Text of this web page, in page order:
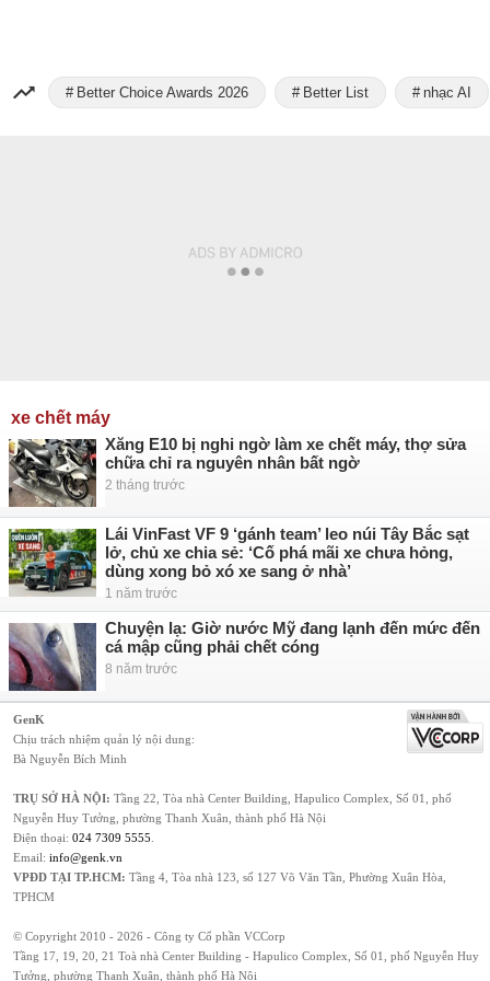
Better Choice Awards 2026 Better List nhạc AI
xe chết máy
Xăng E10 bị nghi ngờ làm xe chết máy, thợ sửa
chữa chỉ ra nguyên nhân bất ngờ
2 tháng trước
Lái VinFast VF 9 ‘gánh team’ leo núi Tây Bắc sạt
lở, chủ xe chia sẻ: ‘Cố phá mãi xe chưa hỏng,
dùng xong bỏ xó xe sang ở nhà’
1 năm trước
Chuyện lạ: Giờ nước Mỹ đang lạnh đến mức đến
cá mập cũng phải chết cóng
8 năm trước
GenK
Chịu trách nhiệm quản lý nội dung:
Bà Nguyễn Bích Minh
TRỤ SỞ HÀ NỘI: Tầng 22, Tòa nhà Center Building, Hapulico Complex, Số 01, phố
Nguyễn Huy Tưởng, phường Thanh Xuân, thành phố Hà Nội
Điện thoại: 024 7309 5555
Email: info@genk.vn
VPĐD TẠI TP.HCM: Tầng 4, Tòa nhà 123, số 127 Võ Văn Tần, Phường Xuân Hòa,
TPHCM
© Copyright 2010 - 2026 - Công ty Cổ phần VCCorp
Tầng 17, 19, 20, 21 Toà nhà Center Building - Hapulico Complex, Số 01, phố Nguyễn Huy
Tưởng, phường Thanh Xuân, thành phố Hà Nội